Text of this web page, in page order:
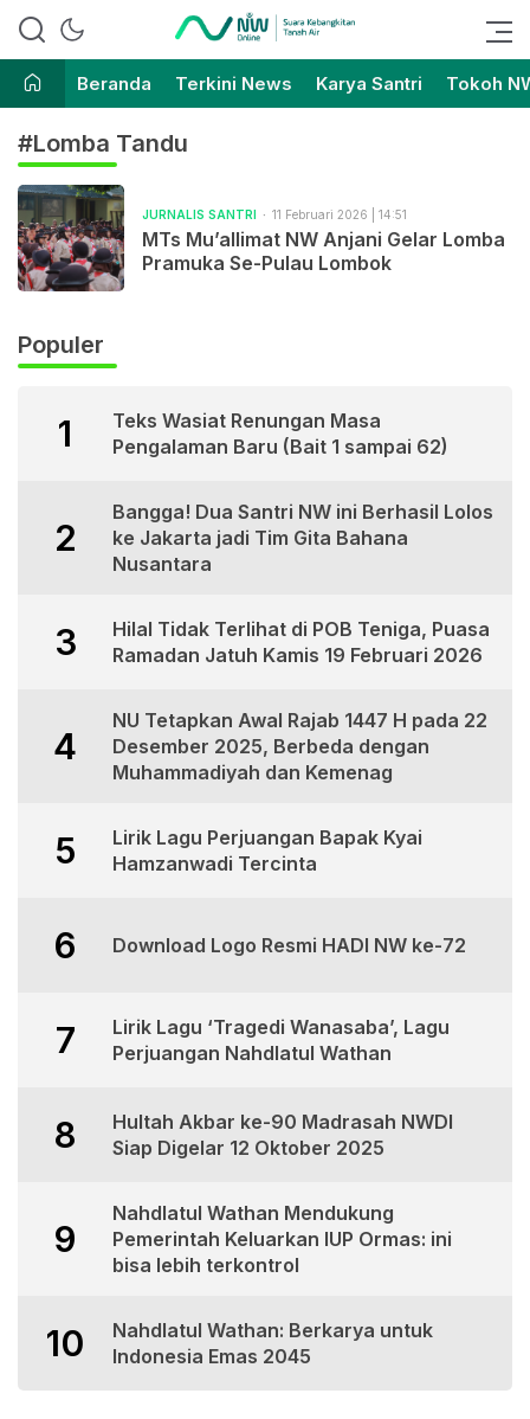
Nahdlatul Wathan Online
Suara Kebangkitan Tanah Air
Beranda
Terkini News Karya Santri Tokoh
#Lomba Tandu
JURNALIS SANTRI 11 Februari 2026 | 14:51
MTs Mu’allimat NW Anjani Gelar Lomba
Pramuka Se-Pulau Lombok
Populer
1
Teks Wasiat Renungan Masa
Pengalaman Baru (Bait 1 sampai 62)
2
Bangga! Dua Santri NW ini Berhasil Lolos
ke Jakarta jadi Tim Gita Bahana
Nusantara
3
Hilal Tidak Terlihat di POB Teniga, Puasa
Ramadan Jatuh Kamis 19 Februari 2026
4
NU Tetapkan Awal Rajab 1447 H pada 22
Desember 2025, Berbeda dengan
Muhammadiyah dan Kemenag
5
Lirik Lagu Perjuangan Bapak Kyai
Hamzanwadi Tercinta
6 Download Logo Resmi HADI NW ke-72
7
Lirik Lagu ‘Tragedi Wanasaba’, Lagu
Perjuangan Nahdlatul Wathan
8
Hultah Akbar ke-90 Madrasah NWDI
Siap Digelar 12 Oktober 2025
9
Nahdlatul Wathan Mendukung
Pemerintah Keluarkan IUP Ormas: ini
bisa lebih terkontrol
10
Nahdlatul Wathan: Berkarya untuk
Indonesia Emas 2045